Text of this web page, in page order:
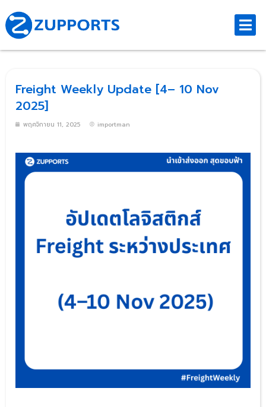
Freight Weekly Update [4– 10 Nov
2025]
พฤศจิกายน 11, 2025 importman